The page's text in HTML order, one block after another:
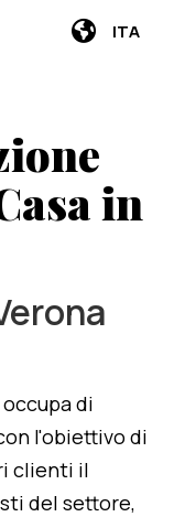
ITA
in
di
l'obiettivo di
clienti il
del settore,